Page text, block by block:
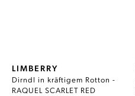
LIMBERRY
Dirndl in kräftigem Rotton -
RAQUEL SCARLET RED